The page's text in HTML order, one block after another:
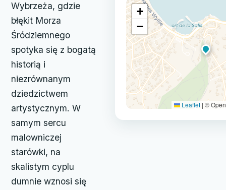
Wybrzeża, gdzie
błękit Morza
Śródziemnego
spotyka się z bogatą
historią i
niezrównanym
dziedzictwem
artystycznym. W
samym sercu
malowniczej
starówki, na
skalistym cyplu
dumnie wznosi się
+
−
Leaflet | ©